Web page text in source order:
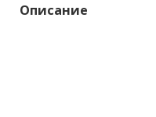
Описание